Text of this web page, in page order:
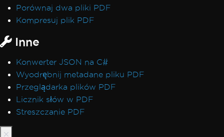
Porównaj dwa pliki PDF
Kompresuj plik PDF
Inne
Konwerter JSON na C#
Wyodrębnij metadane pliku PDF
Przeglądarka plików PDF
Licznik słów w PDF
Streszczanie PDF